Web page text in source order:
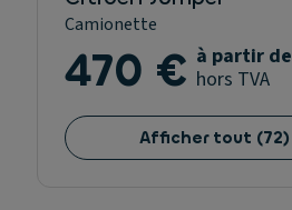
Camionette
470 € à partir de
hors TVA
Afficher tout (72)